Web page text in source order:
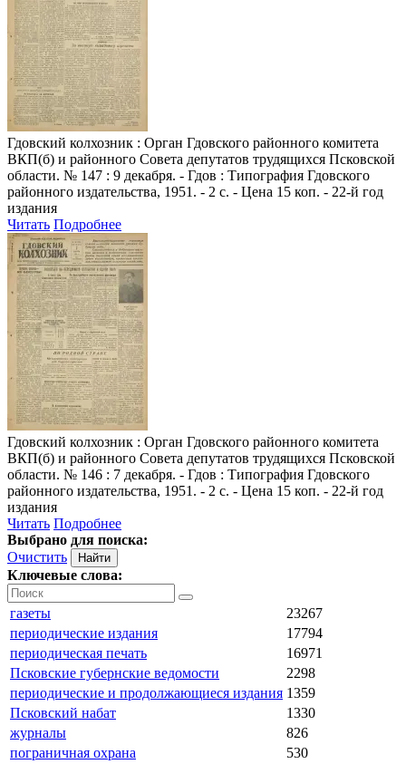
Гдовский колхозник : Орган Гдовского районного комитета
ВКП(б) и районного Совета депутатов трудящихся Псковской
области. № 147 : 9 декабря. - Гдов : Типография Гдовского
районного издательства, 1951. - 2 с. - Цена 15 коп. - 22-й год
издания
Читать Подробнее
Гдовский колхозник : Орган Гдовского районного комитета
ВКП(б) и районного Совета депутатов трудящихся Псковской
области. № 146 : 7 декабря. - Гдов : Типография Гдовского
районного издательства, 1951. - 2 с. - Цена 15 коп. - 22-й год
издания
Читать Подробнее
Выбрано для поиска:
Очистить
Ключевые слова:
газеты
23267
периодические издания
17794
периодическая печать
16971
Псковские губернские ведомости
2298
периодические и продолжающиеся издания 1359
Псковский набат
1330
журналы
826
пограничная охрана
530